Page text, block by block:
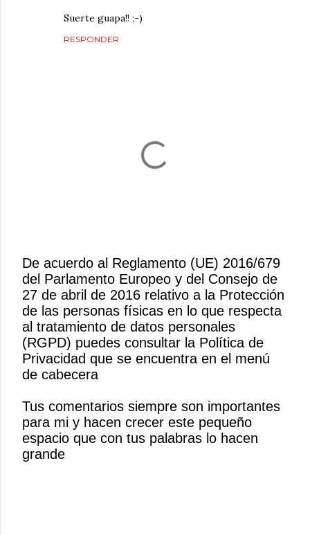
Suerte guapa!! ;-)
RESPONDER
P
u
b
l
i
c
a
u
n
c
o
De acuerdo al Reglamento (UE) 2016/679
del Parlamento Europeo y del Consejo de
27 de abril de 2016 relativo a la Protección
de las personas físicas en lo que respecta
al tratamiento de datos personales
(RGPD) puedes consultar la Política de
Privacidad que se encuentra en el menú
de cabecera
Tus comentarios siempre son importantes
para mi y hacen crecer este pequeño
espacio que con tus palabras lo hacen
grande